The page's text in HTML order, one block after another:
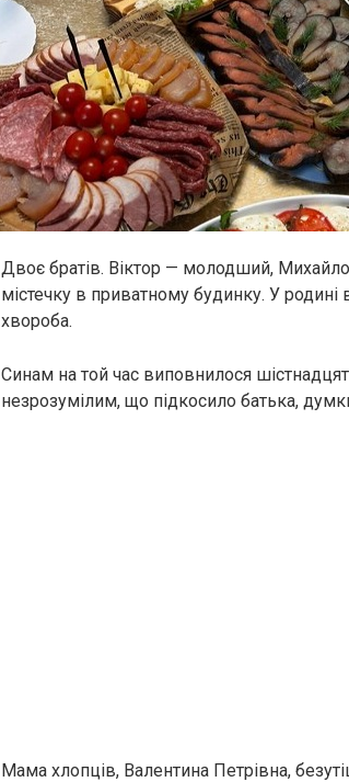
Двоє братів. Віктор — молодший,
містечку в приватному будинку. У
хвороба.
Синам на той час виповнилося
незрозумілим, що підкосило батька,
Мама хлопців, Валентина Петрівна,